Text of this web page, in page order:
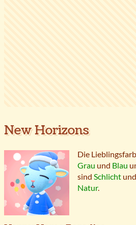
New Horizons
Die
Grau und Blau
sind Schlicht und
Natur.